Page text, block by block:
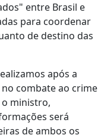
entre Brasil e
para coordenar
de destino das
após a
combate ao crime
ministro,
será
de ambos os